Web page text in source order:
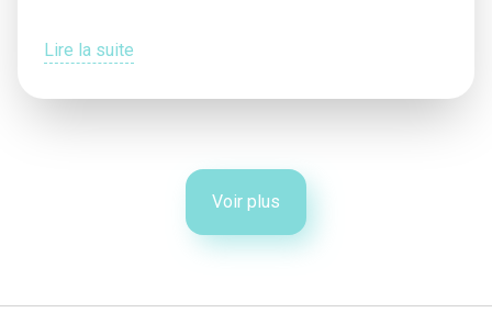
Lire la suite
Voir plus